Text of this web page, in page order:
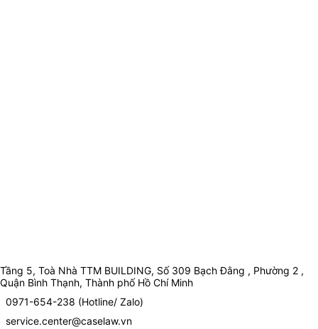
Tầng 5, Toà Nhà TTM BUILDING, Số 309 Bạch Đằng , Phường 2 ,
Quận Bình Thạnh, Thành phố Hồ Chí Minh
0971-654-238 (Hotline/ Zalo)
service.center@caselaw.vn